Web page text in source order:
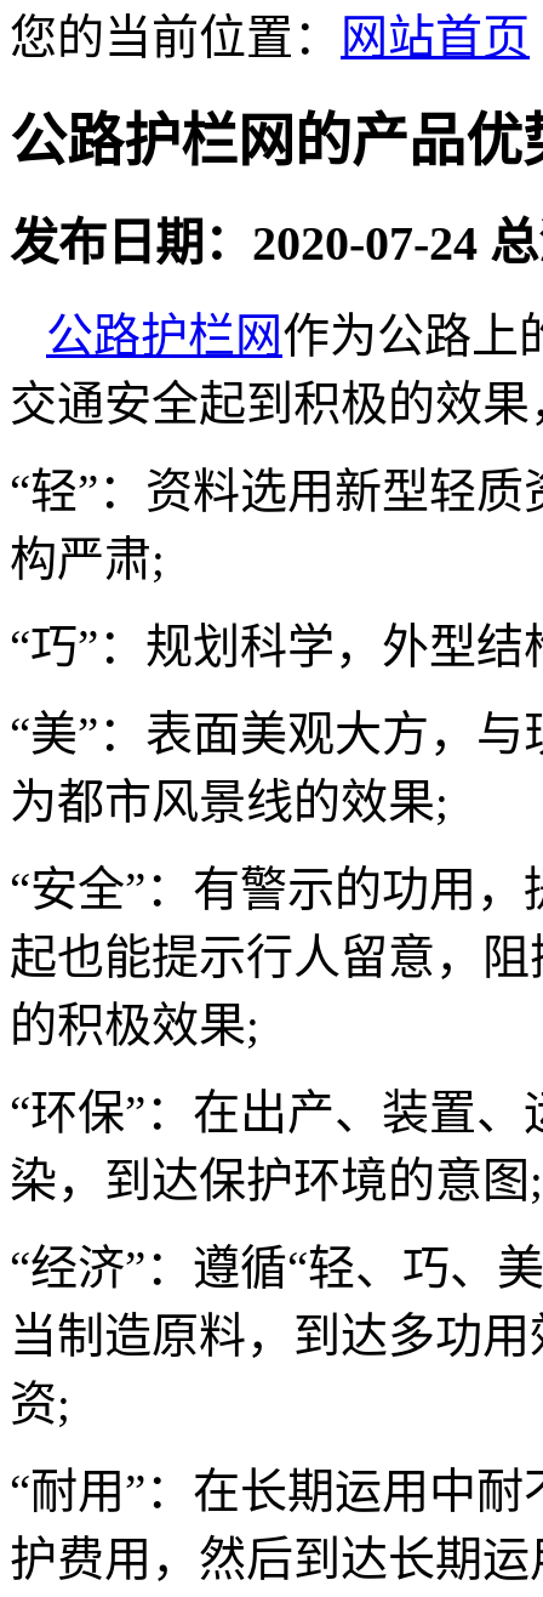
您的当前位置： 网站首页
公路护栏网的产品优
发布日期：2020-07-24
公路护栏网作为公路上
交通安全起到积极的效
“轻”：资料选用新型轻
构严肃;
“巧”：规划科学，外型
“美”：表面美观大方，
为都市风景线的效果;
“安全”：有警示的功用
起也能提示行人留意，
的积极效果;
“环保”：在出产、装置
染，到达保护环境的意图;
“经济”：遵循“轻、巧、
当制造原料，到达多功
资;
“耐用”：在长期运用中
护费用，然后到达长期